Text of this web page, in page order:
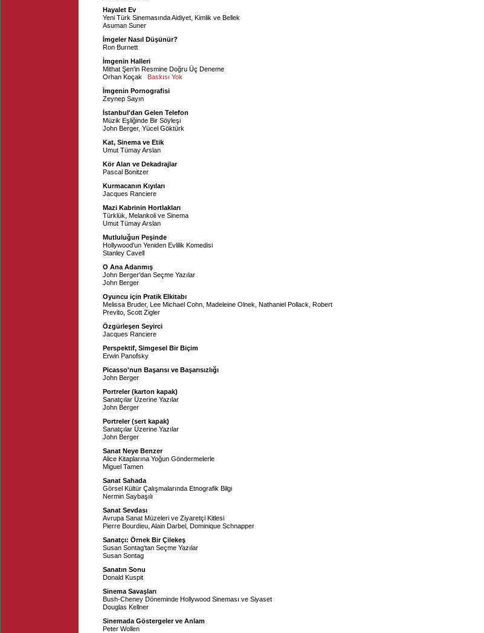
Hayalet Ev
Yeni Türk Sinemasında Aidiyet, Kimlik ve Bellek
Asuman Suner
İmgeler Nasıl Düşünür?
Ron Burnett
İmgenin Halleri
Mithat Şen'in Resmine Doğru Üç Deneme
Orhan Koçak
Baskısı Yok
İmgenin Pornografisi
Zeynep Sayın
İstanbul'dan Gelen Telefon
Müzik Eşliğinde Bir Söyleşi
John Berger, Yücel Göktürk
Kat, Sinema ve Etik
Umut Tümay Arslan
Kör Alan ve Dekadrajlar
Pascal Bonitzer
Kurmacanın Kıyıları
Jacques Ranciere
Mazi Kabrinin Hortlakları
Türklük, Melankoli ve Sinema
Umut Tümay Arslan
Mutluluğun Peşinde
Hollywood'un Yeniden Evlilik Komedisi
Stanley Cavell
O Ana Adanmış
John Berger'dan Seçme Yazılar
John Berger
Oyuncu için Pratik Elkitabı
Melissa Bruder, Lee Michael Cohn Madeleine Olnek Nathaniel Pollack Robert
Previto Scott Zigler
Özgürleşen Seyirci
Jacques Ranciere
Perspektif, Simgesel Bir Biçim
Erwin Panofsky
Picasso'nun Başarısı ve Başarısızlığı
John Berger
Portreler (karton kapak)
Sanatçılar Üzerine Yazılar
John Berger
Portreler (sert kapak)
Sanatçılar Üzerine Yazılar
John Berger
Sanat Neye Benzer
Alice Kitaplarına Yoğun Göndermelerle
Miguel Tamen
Sanat Sahada
Görsel Kültür Çalışmalarında Etnografik Bilgi
Nermin Saybaşılı
Sanat Sevdası
Avrupa Sanat Müzeleri ve Ziyaretçi Kitlesi
Pierre Bourdieu Alain Darbel Dominique Schnapper
Sanatçı: Örnek Bir Çilekeş
Susan Sontag'tan Seçme Yazılar
Susan Sontag
Sanatın Sonu
Donald Kuspit
Sinema Savaşları
Bush-Cheney Döneminde Hollywood Sineması ve Siyaset
Douglas Kellner
Sinemada Göstergeler ve Anlam
Peter Wollen